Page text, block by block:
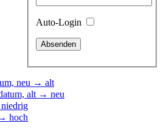
Auto-Login
neu → alt
alt → neu
hoch